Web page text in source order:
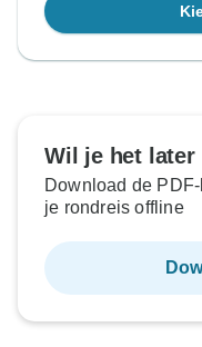
Wil je het later
Download de
je rondreis offline